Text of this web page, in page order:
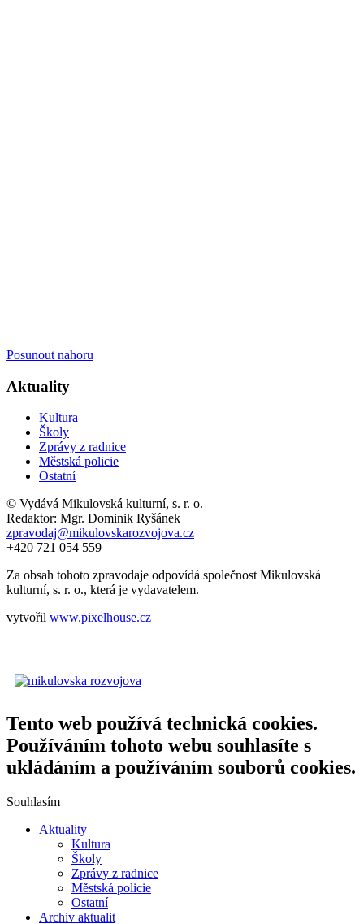
Posunout nahoru
Aktuality
Kultura
Školy
Zprávy z radnice
Městská policie
Ostatní
© Vydává Mikulovská kulturní, s. r. o.
Redaktor: Mgr. Dominik Ryšánek
zpravodaj@mikulovskarozvojova.cz
+420 721 054 559
Za obsah tohoto zpravodaje odpovídá společnost Mikulovská
kulturní, s. r. o., která je vydavatelem.
vytvořil www.pixelhouse.cz
Tento web používá technická cookies.
Používáním tohoto webu souhlasíte s
ukládáním a používáním souborů cookies.
Souhlasím
Aktuality
Kultura
Školy
Zprávy z radnice
Městská policie
Ostatní
Archiv aktualit